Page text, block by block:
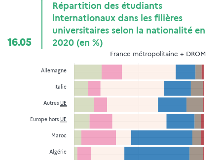
16.05
Répartition des étudiants
internationaux dans les filières
universitaires selon la nationalité en
2020 (en %)
France métropolitaine + DROM
Allemagne
Italie
Autres UE
Europe hors UE
Maroc
Algérie